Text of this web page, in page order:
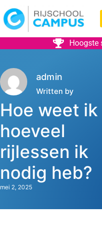
Hoogste
admin
Written by
Hoe weet ik
hoeveel
rijlessen ik
nodig heb?
mei 2, 2025